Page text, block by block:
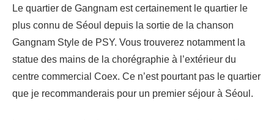
Le quartier de Gangnam est certainement le quartier le
plus connu de Séoul depuis la sortie de la chanson
Gangnam Style de PSY. Vous trouverez notamment la
statue des mains de la chorégraphie à l’extérieur du
centre commercial Coex. Ce n’est pourtant pas le quartier
que je recommanderais pour un premier séjour à Séoul.